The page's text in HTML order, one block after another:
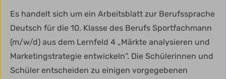
Es handelt sich um ein Arbeitsblatt zur Berufssprache
Deutsch für die 10. Klasse des Berufs Sportfachmann
(m/w/d) aus dem Lernfeld 4 „Märkte analysieren und
Marketingstrategie entwickeln“. Die Schülerinnen und
Schüler entscheiden zu einigen vorgegebenen